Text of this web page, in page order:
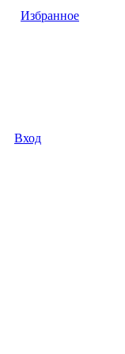
Избранное
Вход